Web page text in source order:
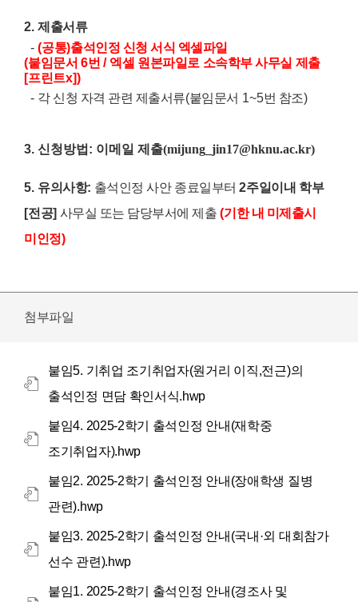
2. 제출서류
- (공통)출석인정 신청 서식 엑셀파일
(붙임문서 6번 / 엑셀 원본파일로 소속학부 사무실 제출
[프린트x])
- 각 신청 자격 관련 제출서류(붙임문서 1~5번 참조)
3. 신청방법: 이메일 제출(mijung_jin17@hknu.ac.kr)
5. 유의사항: 출석인정 사안 종료일부터 2주일이내 학부
[전공] 사무실 또는 담당부서에 제출 (기한 내 미제출시
미인정)
첨부파일
붙임5. 기취업 조기취업자(원거리 이직,전근)의
출석인정 면담 확인서식.hwp
붙임4. 2025-2학기 출석인정 안내(재학중
조기취업자).hwp
붙임2. 2025-2학기 출석인정 안내(장애학생 질병
관련).hwp
붙임3. 2025-2학기 출석인정 안내(국내·외 대회참가
선수 관련).hwp
붙임1. 2025-2학기 출석인정 안내(경조사 및